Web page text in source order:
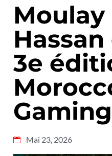
Moulay
3e
Mai 23, 2026